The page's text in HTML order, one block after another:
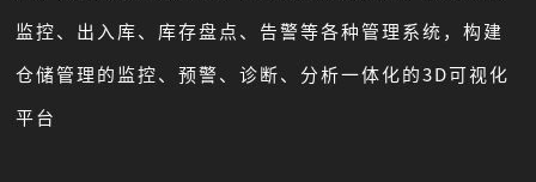
监控、出入库、库存盘点、告警等各种管理系统，构建
仓储管理的监控、预警、诊断、分析一体化的3D可视化
平台